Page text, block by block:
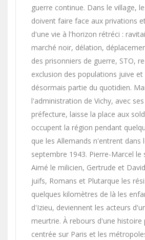
guerre continue. Dans le village,
doivent faire face aux privations
d'une vie à l'horizon rétréci :
marché noir, délation,
des prisonniers de guerre, STO,
exclusion des populations juive
désormais partie du quotidien.
l'administration de Vichy, avec
préfecture, laisse la place aux
occupent la région pendant
que les Allemands n'entrent dans
septembre 1943. Pierre-Marcel le
Aimé le milicien, Gertrude et
juifs, Romans et Plutarque les
quelques kilomètres de là les
d'Izieu, deviennent les acteurs
meurtrie. À rebours d'une histoire
centrée sur Paris et les